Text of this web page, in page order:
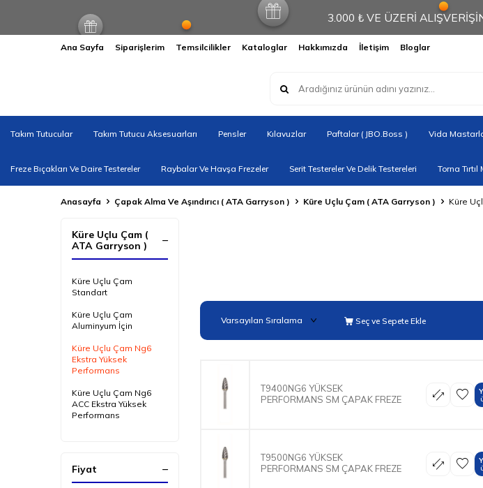
3.000 ₺ VE ÜZERİ
Ana Sayfa Siparişlerim Temsilcilikler Kataloglar Hakkımızda İletişim Bloglar
Takım Tutucular Takım Tutucu Aksesuarları Pensler Kılavuzlar Paftalar ( JBO.Boss ) Vida
Freze Bıçakları Ve Daire Testereler Raybalar Ve Havşa Frezeler Serit Testereler Ve Delik Testereleri Torna
Anasayfa Çapak Alma Ve Aşındırıcı ( ATA Garryson ) Küre Uçlu Çam ( ATA Garryson ) Küre
Küre Uçlu Çam (
ATA Garryson )
Küre Uçlu Çam
Standart
Küre Uçlu Çam
Aluminyum İçin
Küre Uçlu Çam Ng6
Ekstra Yüksek
Performans
Küre Uçlu Çam Ng6
ACC Ekstra Yüksek
Performans
Küre Uçlu Çam Ekstra
İnce Diş
Fiyat
Seç ve Sepete Ekle
T9400NG6 YÜKSEK
PERFORMANS SM ÇAPAK FREZE
T9500NG6 YÜKSEK
PERFORMANS SM ÇAPAK FREZE